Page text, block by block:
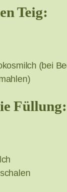
Teig:
(bei
Füllung: